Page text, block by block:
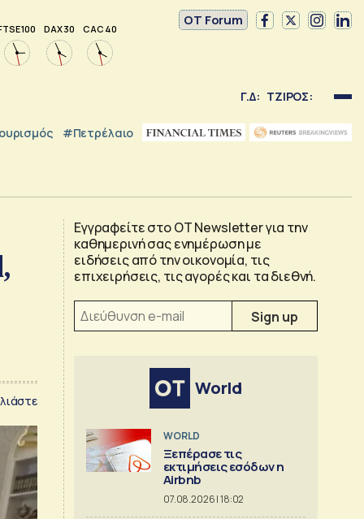
100 DAX 30 CAC 40
OT Forum
Γ.Δ: ΤΖΙΡΟΣ:
#Πετρέλαιο
Εγγραφείτε στο OT Newsletter για την
καθημερινή σας ενημέρωση με
ειδήσεις από την οικονομία, τις
επιχειρήσεις, τις αγορές και τα διεθνή.
World
WORLD
Ξεπέρασε τις
εκτιμήσεις εσόδων η
Airbnb
07.08.2026 | 18:02